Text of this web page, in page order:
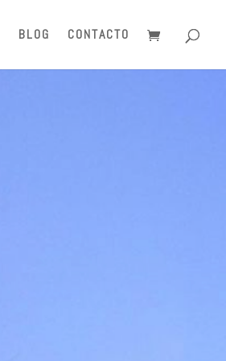
BLOG CONTACTO